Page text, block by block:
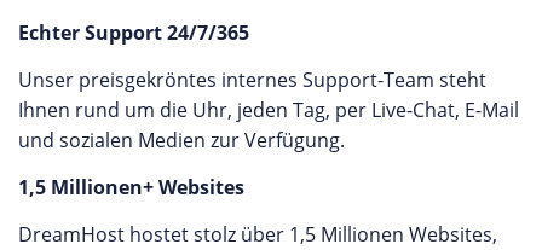
Echter Support 24/7/365
Unser preisgekröntes internes Support-Team steht
Ihnen rund um die Uhr, jeden Tag, per Live-Chat, E-Mail
und sozialen Medien zur Verfügung.
1,5 Millionen+ Websites
DreamHost hostet stolz über 1,5 Millionen Websites,